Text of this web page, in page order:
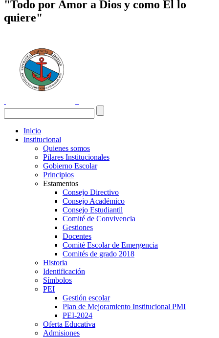
"Todo por Amor a Dios y como El lo
quiere"
Inicio
Institucional
Quienes somos
Pilares Institucionales
Gobierno Escolar
Principios
Estamentos
Consejo Directivo
Consejo Académico
Consejo Estudiantil
Comité de Convivencia
Gestiones
Docentes
Comité Escolar de Emergencia
Comités de grado 2018
Historia
Identificación
Símbolos
PEI
Gestión escolar
Plan de Mejoramiento Institucional PMI
PEI-2024
Oferta Educativa
Admisiones